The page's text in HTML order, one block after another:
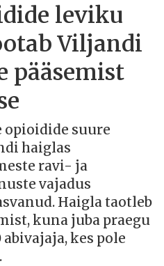
leviku
Viljandi
pääsemist
suure
haiglas
ravi- ja
vajadus
Haigla taotleb
kuna juba praegu
kes pole